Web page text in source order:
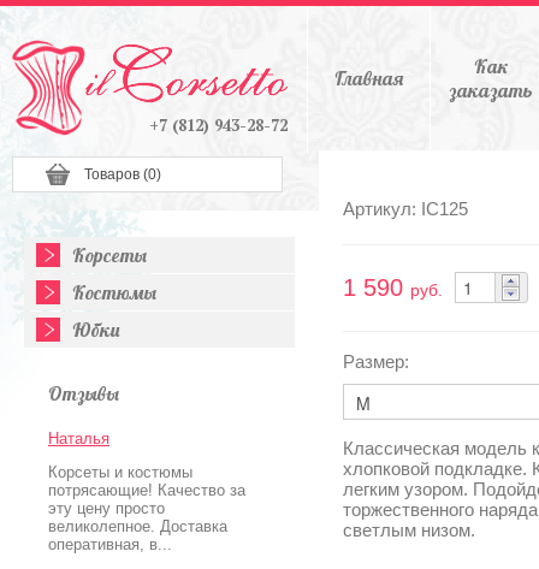
Товаров (0)
+7 (812) 943-28-72
Главная
Как
заказать
Корсеты
Костюмы
Юбки
Отзывы
Наталья
Корсеты и костюмы
потрясающие! Качество за
эту цену просто
великолепное. Доставка
оперативная, в...
Артикул: IC125
1 590 руб.
Размер:
Классическая модель
хлопковой подкладке.
легким узором.
торжественного
светлым низом.